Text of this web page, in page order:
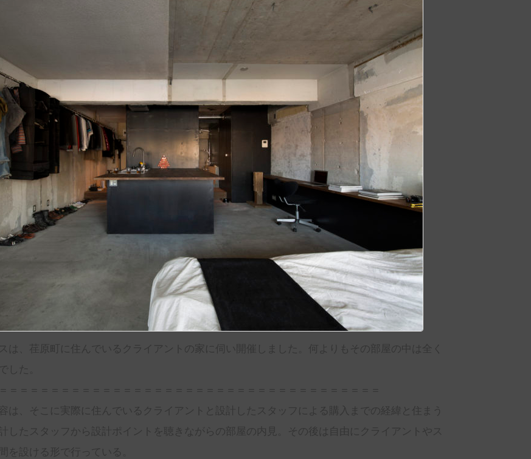
は、荏原町に住んでいるクライアントの家に伺い開催しました。何よりもその部屋の中は全く
した。
は、そこに実際に住んでいるクライアントと設計したスタッフによる購入までの経緯と住まう
したスタッフから設計ポイントを聴きながらの部屋の内見。その後は自由にクライアントやス
を設ける形で行っている。